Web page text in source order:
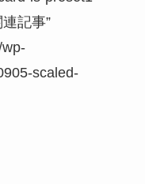
記事”
scaled-